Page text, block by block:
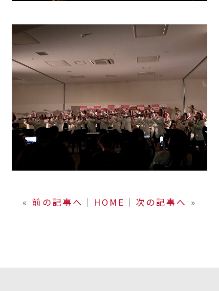
« 前の記事へ │ HOME │ 次の記事へ »